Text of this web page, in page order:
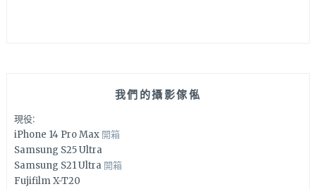
我們的攝影傢俬
現役:
iPhone 14 Pro Max 開箱
Samsung S25 Ultra
Samsung S21 Ultra 開箱
Fujifilm X-T20